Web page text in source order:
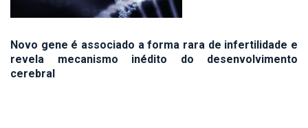
Novo gene é associado a forma rara de infertilidade e
revela mecanismo inédito do desenvolvimento
cerebral